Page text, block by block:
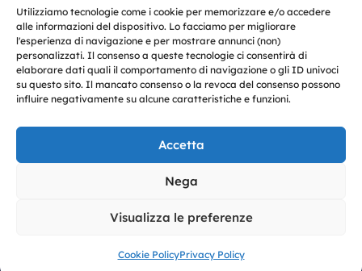
Utilizziamo tecnologie come i cookie per memorizzare e/o accedere
alle informazioni del dispositivo. Lo facciamo per migliorare
l'esperienza di navigazione e per mostrare annunci (non)
personalizzati. Il consenso a queste tecnologie ci consentirà di
elaborare dati quali il comportamento di navigazione o gli ID univoci
su questo sito. Il mancato consenso o la revoca del consenso possono
influire negativamente su alcune caratteristiche e funzioni.
Accetta
Nega
Visualizza le preferenze
Cookie PolicyPrivacy Policy
© 2026 Vulcano S.p.A | Sede legale: Viale
Antonio Gramsci n. 23 – 80122 Napoli | P.IVA:
07774460633
Informativa dati Social Media
Organizzativo 231|Codice Etico|Informativa